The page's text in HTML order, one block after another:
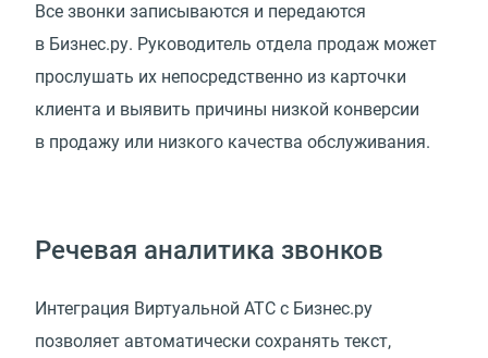
Все звонки записываются и передаются
в Бизнес.ру. Руководитель отдела продаж может
прослушать их непосредственно из карточки
клиента и выявить причины низкой конверсии
в продажу или низкого качества обслуживания.
Речевая аналитика звонков
Интеграция Виртуальной АТС с Бизнес.ру
позволяет автоматически сохранять текст,